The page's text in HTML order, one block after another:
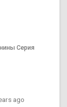
Серия
ago